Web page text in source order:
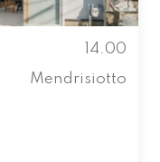
14.00
Mendrisiotto